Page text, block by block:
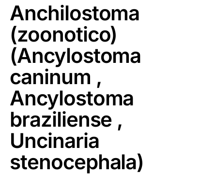
Anchilostoma
(zoonotico)
(Ancylostoma
caninum ,
Ancylostoma
braziliense ,
Uncinaria
stenocephala)